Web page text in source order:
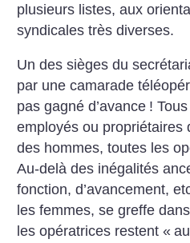
plusieurs listes, aux
syndicales très diverses.
Un des sièges du
par une camarade
pas gagné d’avance !
employés ou propriétaires
des hommes, toutes les
Au-delà des inégalités
fonction, d’avancement,
les femmes, se greffe
les opératrices restent «